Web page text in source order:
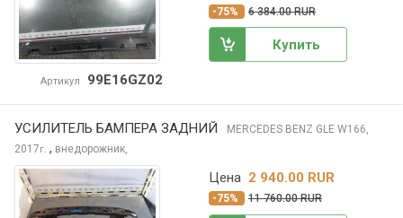
Артикул 99E16GZ02
-75% 6 384.00 RUR
Купить
УСИЛИТЕЛЬ БАМПЕРА ЗАДНИЙ MERCEDES BENZ GLE W166,
2017г. , внедорожник,
Цена 2 940.00 RUR
-75% 11 760.00 RUR